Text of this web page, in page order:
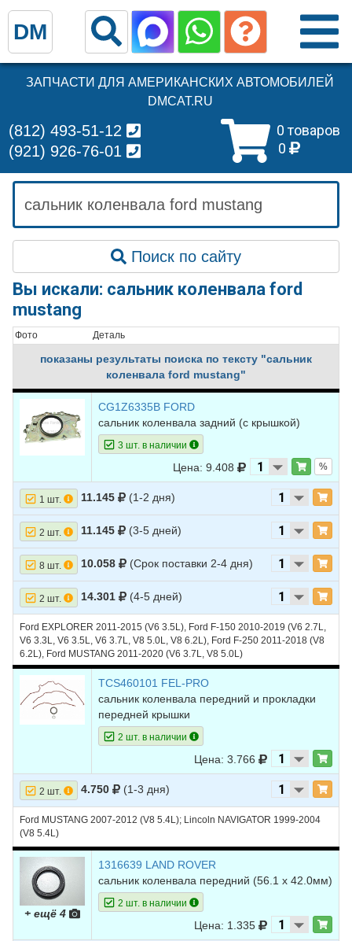
ЗАПЧАСТИ ДЛЯ АМЕРИКАНСКИХ АВТОМОБИЛЕЙ
DMCAT.RU
0 товаров
0
(812) 493-51-12
(921) 926-76-01
Поиск по сайту
Вы искали: сальник коленвала ford
mustang
Фото Деталь
показаны результаты поиска по тексту "сальник
коленвала ford mustang"
CG1Z6335B FORD
сальник коленвала задний (с крышкой)
3 шт. в наличии
Цена: 9.408 %
1 шт. 11.145 (1-2 дня)
2 шт. 11.145 (3-5 дней)
8 шт. 10.058 (Срок поставки 2-4 дня)
2 шт. 14.301 (4-5 дней)
Ford EXPLORER 2011-2015 (V6 3.5L), Ford F-150 2010-2019 (V6 2.7L,
V6 3.3L, V6 3.5L, V6 3.7L, V8 5.0L, V8 6.2L), Ford F-250 2011-2018 (V8
6.2L), Ford MUSTANG 2011-2020 (V6 3.7L, V8 5.0L)
TCS460101 FEL-PRO
сальник коленвала передний и прокладки
передней крышки
2 шт. в наличии
Цена: 3.766
2 шт. 4.750 (1-3 дня)
Ford MUSTANG 2007-2012 (V8 5.4L); Lincoln NAVIGATOR 1999-2004
(V8 5.4L)
+ ещё 4
1316639 LAND ROVER
сальник коленвала передний (56.1 х 42.0мм)
2 шт. в наличии
Цена: 1.335
DM